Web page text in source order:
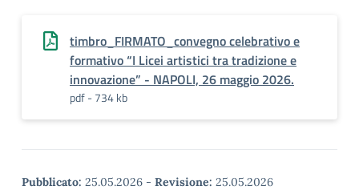
timbro_FIRMATO_convegno celebrativo e
formativo “I Licei artistici tra tradizione e
innovazione” - NAPOLI, 26 maggio 2026.
pdf - 734 kb
Pubblicato: 25.05.2026 - Revisione: 25.05.2026